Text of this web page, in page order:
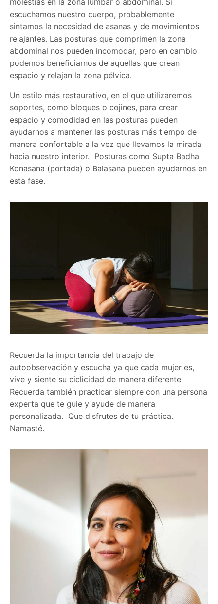
escuchamos nuestro cuerpo, probablemente
sintamos la necesidad de asanas y de movimientos
relajantes. Las posturas que comprimen la zona
abdominal nos pueden incomodar, pero en cambio
podemos beneficiarnos de aquellas que crean
espacio y relajan la zona pélvica.
Un estilo más restaurativo, en el que utilizaremos
soportes, como bloques o cojines, para crear
espacio y comodidad en las posturas pueden
ayudarnos a mantener las posturas más tiempo de
manera confortable a la vez que llevamos la mirada
hacia nuestro interior. Posturas como Supta Badha
Konasana (portada) o Balasana pueden ayudarnos en
esta fase.
Recuerda la importancia del trabajo de
autoobservación y escucha ya que cada mujer es,
vive y siente su ciclicidad de manera diferente
Recuerda también practicar siempre con una persona
experta que te guie y ayude de manera
personalizada. Que disfrutes de tu práctica.
Namasté.